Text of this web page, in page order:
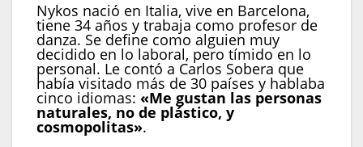
Nykos nació en Italia, vive en Barcelona,
tiene 34 años y trabaja como profesor de
danza. Se define como alguien muy
decidido en lo laboral, pero tímido en lo
personal. Le contó a Carlos Sobera que
había visitado más de 30 países y hablaba
cinco idiomas: «Me gustan las personas
naturales, no de plástico, y
cosmopolitas».